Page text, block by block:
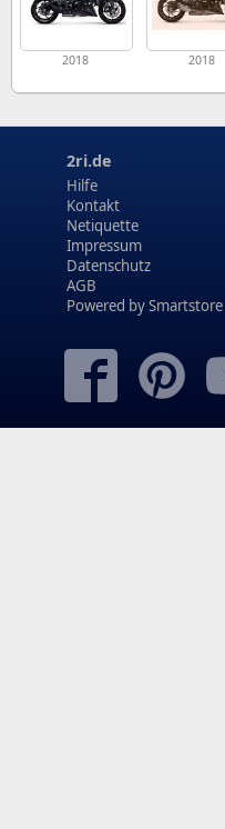
2018 2018
2ri.de
Hilfe
Kontakt
Netiquette
Impressum
Datenschutz
AGB
Powered bySmartstore